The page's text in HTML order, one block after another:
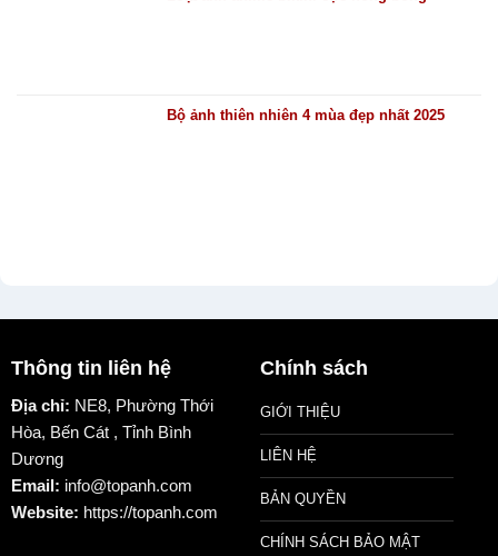
Bộ ảnh thiên nhiên 4 mùa đẹp nhất 2025
Thông tin liên hệ
Địa chỉ: NE8, Phường Thới
Hòa, Bến Cát , Tỉnh Bình
Dương
Email: info@topanh.com
Website: https://topanh.com
Chính sách
GIỚI THIỆU
LIÊN HỆ
BẢN QUYỀN
CHÍNH SÁCH BẢO MẬT